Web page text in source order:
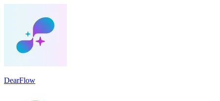
DearFlow